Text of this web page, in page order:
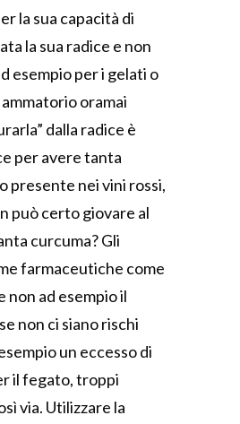
la sua capacità di
la sua radice e non
esempio per i gelati o
oramai
dalla radice è
per avere tanta
presente nei vini rossi,
può certo giovare al
curcuma? Gli
farmaceutiche come
ad esempio il
non ci siano rischi
un eccesso di
il fegato, troppi
via. Utilizzare la